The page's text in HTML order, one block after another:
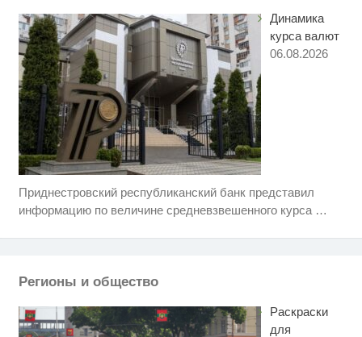
Динамика
курса валют
06.08.2026
Приднестровский республиканский банк представил
информацию по величине средневзвешенного курса …
Регионы и общество
Раскраски
для
не оставит равнодушным
i
Скрытая камера на пляже
когда их не видят...
Ролик длится пару секунд, но
Ролик из Омска: вы будете